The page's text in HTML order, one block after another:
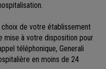
de votre établissement
mise à votre disposition pour
téléphonique, Generali
en moins de 24